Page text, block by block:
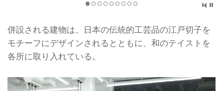
併設される建物は、日本の伝統的工芸品の江戸切子を
モチーフにデザインされるとともに、和のテイストを
各所に取り入れている。